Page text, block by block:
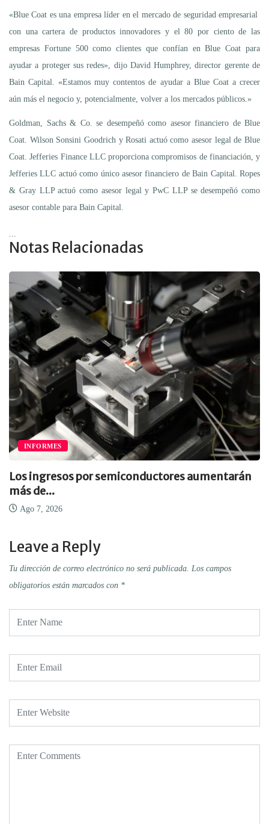
«Blue Coat es una empresa líder en el mercado de seguridad empresarial
con una cartera de productos innovadores y el 80 por ciento de las
empresas Fortune 500 como clientes que confían en Blue Coat para
ayudar a proteger sus redes», dijo David Humphrey, director gerente de
Bain Capital. «Estamos muy contentos de ayudar a Blue Coat a crecer
aún más el negocio y, potencialmente, volver a los mercados públicos.»
Goldman, Sachs & Co. se desempeñó como asesor financiero de Blue
Coat. Wilson Sonsini Goodrich y Rosati actuó como asesor legal de Blue
Coat. Jefferies Finance LLC proporciona compromisos de financiación, y
Jefferies LLC actuó como único asesor financiero de Bain Capital. Ropes
& Gray LLP actuó como asesor legal y PwC LLP se desempeñó como
asesor contable para Bain Capital.
Notas Relacionadas
INFORMES
Los ingresos por semiconductores aumentarán
más de...
Ago 7, 2026
Leave a Reply
Tu dirección de correo electrónico no será publicada. Los campos
obligatorios están marcados con *